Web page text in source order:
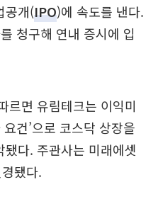
공개(IPO)에 속도를 낸다.
청구해 연내 증시에 입
르면 유림테크는 이익미
건’으로 코스닥 상장을
다. 주관사는 미래에셋
됐다.